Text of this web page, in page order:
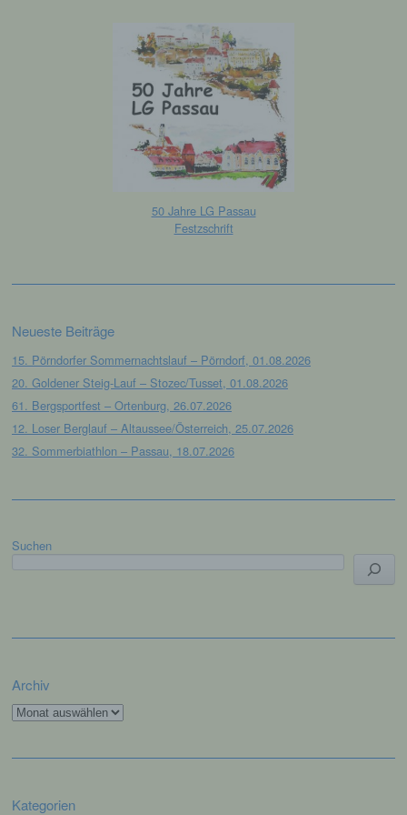
50 Jahre LG Passau
Festzschrift
Neueste Beiträge
15. Pörndorfer Sommernachtslauf – Pörndorf, 01.08.2026
20. Goldener Steig-Lauf – Stozec/Tusset, 01.08.2026
61. Bergsportfest – Ortenburg, 26.07.2026
12. Loser Berglauf – Altaussee/Österreich, 25.07.2026
32. Sommerbiathlon – Passau, 18.07.2026
Suchen
Archiv
Archiv
Kategorien
Internetbrowsern, die andere Cookies enthalten,
zu unterscheiden. Ein bestimmter Internetbrowser
kann über die eindeutige Cookie-ID wiedererkannt
und identifiziert werden.
Durch den Einsatz von Cookies kann den Nutzern
dieser Internetseite nutzerfreundlichere Services
bereitstellen, die ohne die Cookie-Setzung nicht
und Angebote auf unserer Internetseite im Sinne
des Benutzers optimiert werden. Cookies
Zweck dieser Wiedererkennung ist es, den
erleichtern. Der Benutzer einer Internetseite, die
Cookies verwendet, muss beispielsweise nicht bei
jedem Besuch der Internetseite erneut seine
Zugangsdaten eingeben, weil dies von der
Internetseite und dem auf dem Computersystem
des Benutzers abgelegten Cookie übernommen
wird. Ein weiteres Beispiel ist das Cookie eines
Warenkorbes im Online-Shop. Der Online-Shop
Cookies durch unsere Internetseite jederzeit
Deaktiviert die betroffene Person die Setzung von
Cookies in dem genutzten Internetbrowser, sind
unter Umständen nicht alle Funktionen unserer